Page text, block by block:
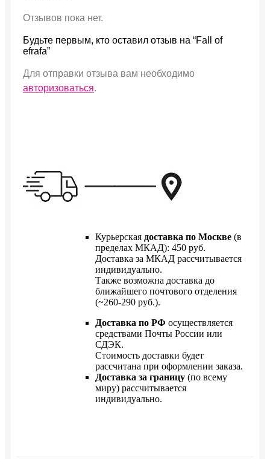
Отзывов пока нет.
Будьте первым, кто оставил отзыв на “Fall of
efrafa”
Для отправки отзыва вам необходимо
авторизоваться.
Курьерская доставка по Москве (в
пределах МКАД): 450 руб.
Доставка за МКАД рассчитывается
индивидуально.
Также возможна доставка до
ближайшего почтового отделения
(~260-290 руб.).
Доставка по РФ осуществляется
средствами Почты России или
СДЭК.
Стоимость доставки будет
рассчитана при оформлении заказа.
Доставка за границу (по всему
миру) рассчитывается
индивидуально.